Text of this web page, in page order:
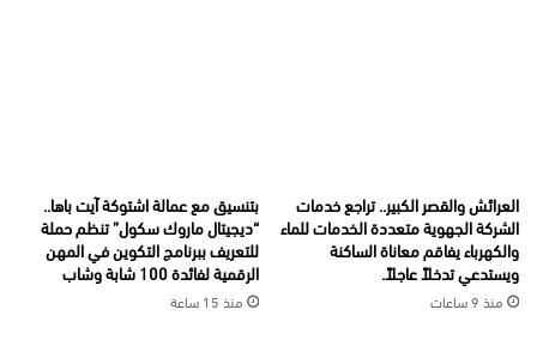
العرائش والقصر الكبير.. تراجع خدمات
الشركة الجهوية متعددة الخدمات للماء
والكهرباء يفاقم معاناة الساكنة
ويستدعي تدخلاً عاجلاً.
منذ 9 ساعات
بتنسيق مع عمالة اشتوكة آيت باها..
“ديجيتال ماروك سكول” تنظم حملة
للتعريف ببرنامج التكوين في المهن
الرقمية لفائدة 100 شابة وشاب
منذ 15 ساعة